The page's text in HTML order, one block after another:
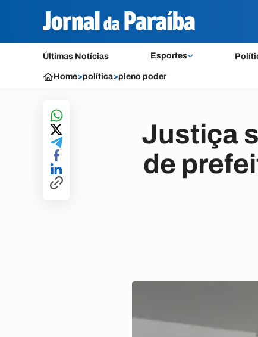
Últimas Notícias Esportes
Home>política>pleno poder
Justiça
de